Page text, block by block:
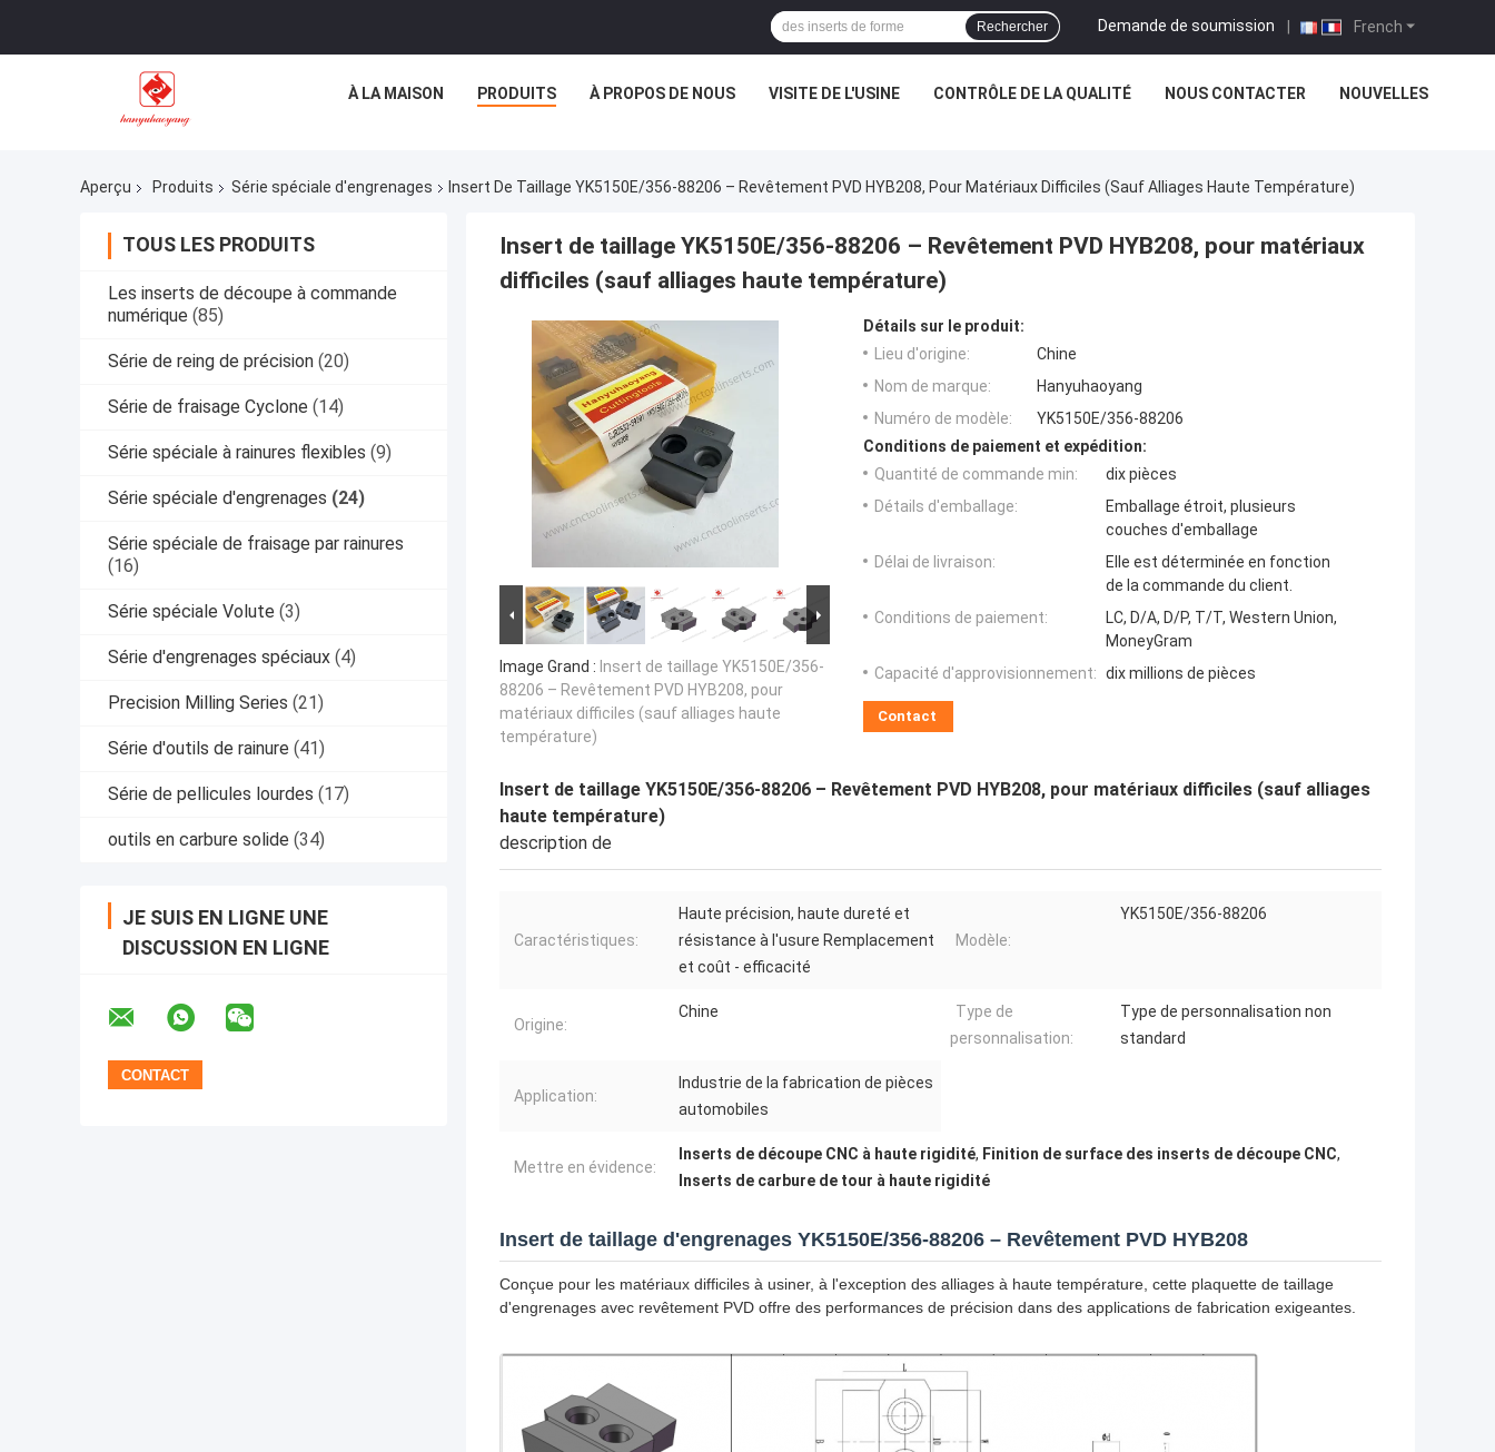
French
Demande de soumission |
Rechercher
À LA MAISON PRODUITS À PROPOS DE NOUS VISITE DE L'USINE CONTRÔLE DE LA QUALITÉ NOUS CONTACTER NOUVELLES
Aperçu Produits Série spéciale d'engrenages Insert De Taillage YK5150E/356-88206 – Revêtement PVD HYB208, Pour Matériaux Difficiles (sauf Alliages Haute Température)
TOUS LES PRODUITS
Les inserts de découpe à commande
numérique (85)
Série de reing de précision (20)
Série de fraisage Cyclone (14)
Série spéciale à rainures flexibles (9)
Série spéciale d'engrenages (24)
Série spéciale de fraisage par rainures
(16)
Série spéciale Volute (3)
Série d'engrenages spéciaux (4)
Precision Milling Series (21)
Série d'outils de rainure (41)
Série de pellicules lourdes (17)
outils en carbure solide (34)
JE SUIS EN LIGNE UNE
DISCUSSION EN LIGNE
Insert de taillage YK5150E/356-88206 – Revêtement PVD HYB208, pour matériaux
difficiles (sauf alliages haute température)
Image Grand : Insert de taillage YK5150E/356-
88206 – Revêtement PVD HYB208, pour
matériaux difficiles (sauf alliages haute
température)
Détails sur le produit:
Lieu d'origine:
Chine
Nom de marque:
Hanyuhaoyang
Numéro de modèle:
YK5150E/356-88206
Conditions de paiement et expédition:
Quantité de commande min:
dix pièces
Détails d'emballage:
Emballage étroit, plusieurs
couches d'emballage
Délai de livraison:
Elle est déterminée en fonction
de la commande du client.
Conditions de paiement:
LC, D/A, D/P, T/T, Western Union,
MoneyGram
Capacité d'approvisionnement: dix millions de pièces
Contact
Insert de taillage YK5150E/356-88206 – Revêtement PVD HYB208, pour matériaux difficiles (sauf alliages
haute température)
description de
Caractéristiques:
Haute précision, haute dureté et
résistance à l'usure Remplacement
et coût - efficacité
Modèle:
YK5150E/356-88206
Origine:
Chine
Type de
personnalisation:
Type de personnalisation non
standard
Application:
Industrie de la fabrication de pièces
automobiles
Mettre en évidence:
Inserts de découpe CNC à haute rigidité, Finition de surface des inserts de découpe CNC,
Inserts de carbure de tour à haute rigidité
Insert de taillage d'engrenages YK5150E/356-88206 – Revêtement PVD HYB208
Conçue pour les matériaux difficiles à usiner, à l'exception des alliages à haute température, cette plaquette de taillage
d'engrenages avec revêtement PVD offre des performances de précision dans des applications de fabrication exigeantes.